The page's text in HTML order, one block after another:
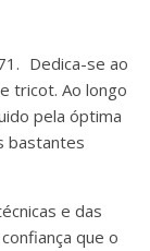
Dedica-se ao
tricot. Ao longo
pela óptima
bastantes
e das
que o